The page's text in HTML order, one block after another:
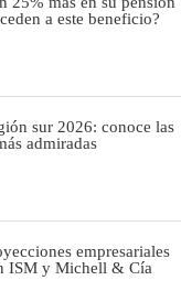
a este beneficio?
sur 2026: conoce las
admiradas
empresariales
ISM y Michell & Cía